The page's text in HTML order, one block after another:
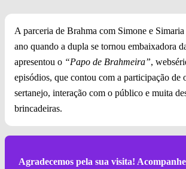
A parceria de Brahma com Simone e Simaria
ano quando a dupla se tornou embaixadora
apresentou o “Papo de Brahmeira”,
episódios, que contou com a participação de
sertanejo, interação com o público e muita
brincadeiras.
Agradecemos pela sua visita!